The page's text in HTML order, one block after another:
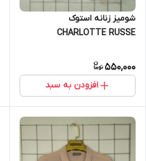
شومیز زنانه استوک
CHARLOTTE RUSSE
550,000
افزودن به سبد